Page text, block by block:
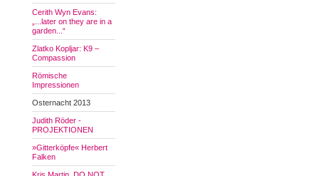
Cerith Wyn Evans:
„...later on they are in a
garden...“
Zlatko Kopljar: K9 –
Compassion
Römische
Impressionen
Osternacht 2013
Judith Röder -
PROJEKTIONEN
»Gitterköpfe« Herbert
Falken